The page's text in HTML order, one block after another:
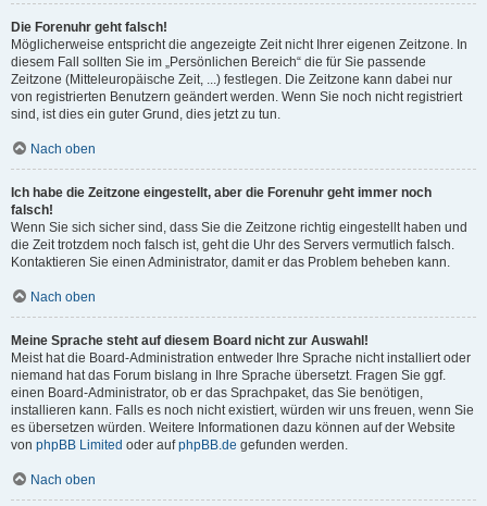
Die Forenuhr geht falsch!
Möglicherweise entspricht die angezeigte Zeit nicht Ihrer eigenen Zeitzone. In
diesem Fall sollten Sie im „Persönlichen Bereich“ die für Sie passende
Zeitzone (Mitteleuropäische Zeit, ...) festlegen. Die Zeitzone kann dabei nur
von registrierten Benutzern geändert werden. Wenn Sie noch nicht registriert
sind, ist dies ein guter Grund, dies jetzt zu tun.
Nach oben
Ich habe die Zeitzone eingestellt, aber die Forenuhr geht immer noch
falsch!
Wenn Sie sich sicher sind, dass Sie die Zeitzone richtig eingestellt haben und
die Zeit trotzdem noch falsch ist, geht die Uhr des Servers vermutlich falsch.
Kontaktieren Sie einen Administrator, damit er das Problem beheben kann.
Nach oben
Meine Sprache steht auf diesem Board nicht zur Auswahl!
Meist hat die Board-Administration entweder Ihre Sprache nicht installiert oder
niemand hat das Forum bislang in Ihre Sprache übersetzt. Fragen Sie ggf.
einen Board-Administrator, ob er das Sprachpaket, das Sie benötigen,
installieren kann. Falls es noch nicht existiert, würden wir uns freuen, wenn Sie
es übersetzen würden. Weitere Informationen dazu können auf der Website
von phpBB Limited oder aufphpBB.de gefunden werden.
Nach oben